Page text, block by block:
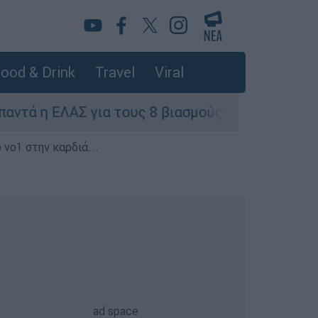
& Drink Travel Viral
για τους 8 βιασμούς τουριστριών - «Μόνο
στην καρδιά...